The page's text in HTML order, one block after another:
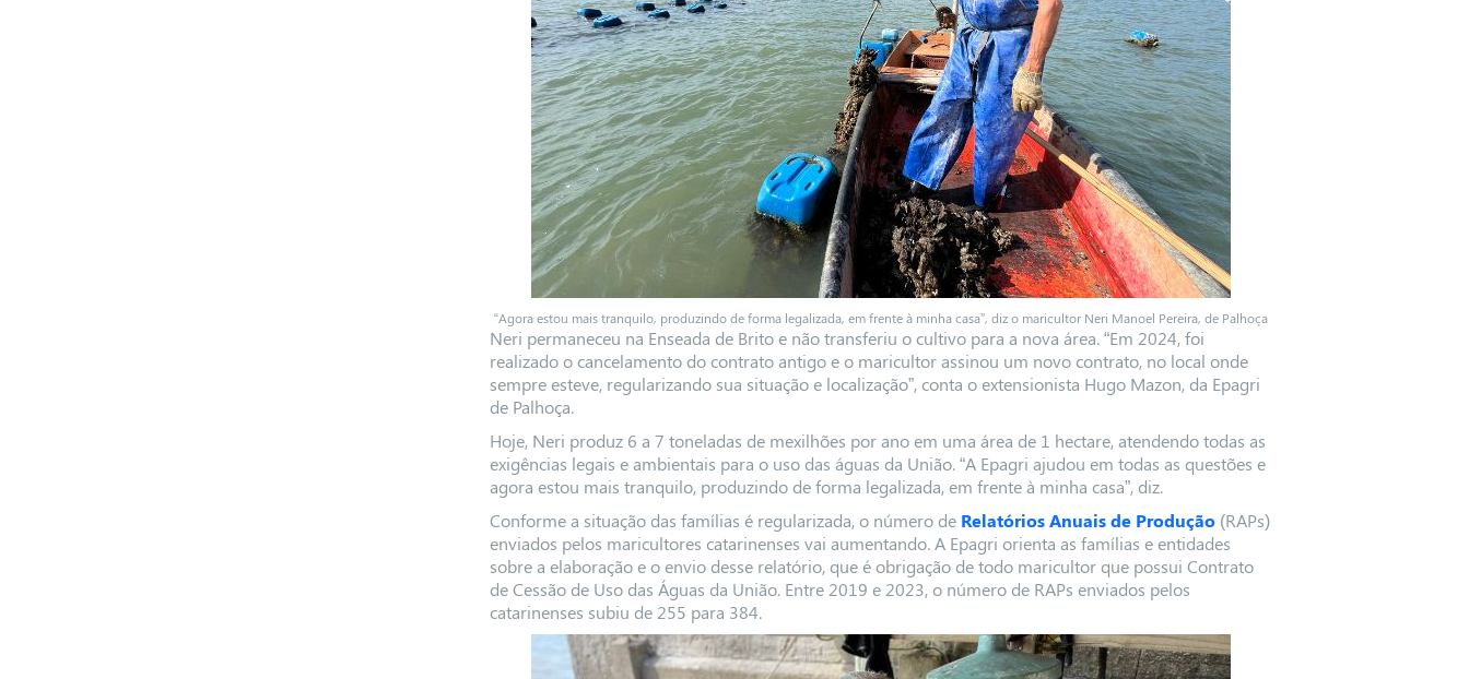
“Agora estou mais tranquilo, produzindo de forma legalizada, em frente à minha casa”, diz o maricultor Neri Manoel Pereira, de Palhoça
Neri permaneceu na Enseada de Brito e não transferiu o cultivo para a nova área. “Em 2024, foi
realizado o cancelamento do contrato antigo e o maricultor assinou um novo contrato, no local onde
sempre esteve, regularizando sua situação e localização”, conta o extensionista Hugo Mazon, da Epagri
de Palhoça.
Hoje, Neri produz 6 a 7 toneladas de mexilhões por ano em uma área de 1 hectare, atendendo todas as
exigências legais e ambientais para o uso das águas da União. “A Epagri ajudou em todas as questões e
agora estou mais tranquilo, produzindo de forma legalizada, em frente à minha casa”, diz.
Conforme a situação das famílias é regularizada, o número de Relatórios Anuais de Produção(RAPs)
enviados pelos maricultores catarinenses vai aumentando. A Epagri orienta as famílias e entidades
sobre a elaboração e o envio desse relatório, que é obrigação de todo maricultor que possui Contrato
de Cessão de Uso das Águas da União. Entre 2019 e 2023, o número de RAPs enviados pelos
catarinenses subiu de 255 para 384.